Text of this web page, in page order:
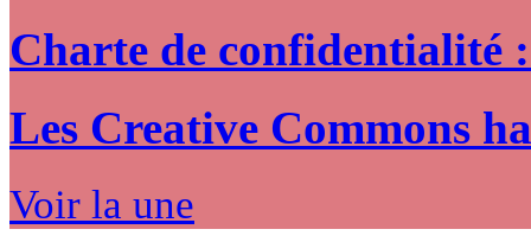
Charte de confidentialité
Les Creative Commons
Voir la une